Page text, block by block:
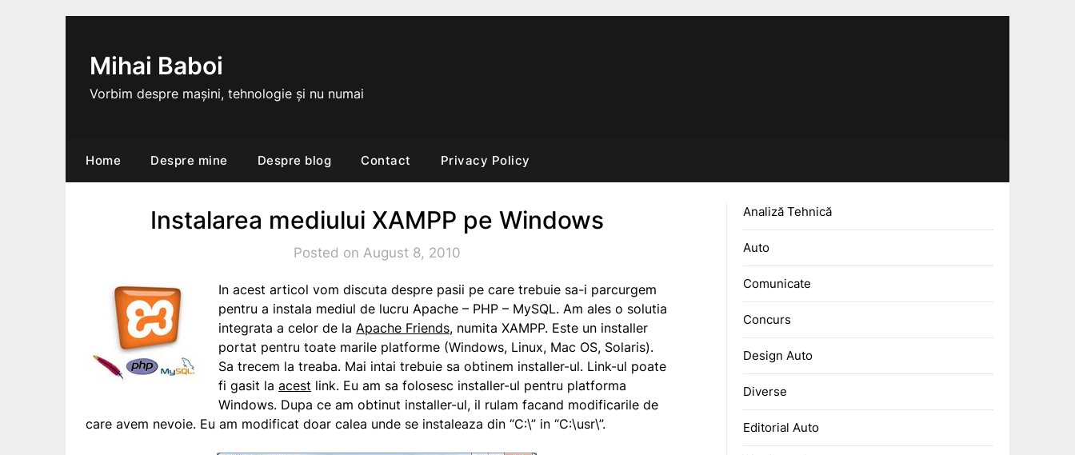
Mihai Baboi
Vorbim despre mașini, tehnologie și nu numai
Home Despre mine Despre blog Contact Privacy Policy
Instalarea mediului XAMPP pe Windows
Posted on August 8, 2010
In acest articol vom discuta despre pasii pe care trebuie sa-i parcurgem
pentru a instala mediul de lucru Apache – PHP – MySQL. Am ales o solutia
integrata a celor de la Apache Friends, numita XAMPP. Este un installer
portat pentru toate marile platforme (Windows, Linux, Mac OS, Solaris).
Sa trecem la treaba. Mai intai trebuie sa obtinem installer-ul. Link-ul poate
fi gasit la acest link. Eu am sa folosesc installer-ul pentru platforma
Windows. Dupa ce am obtinut installer-ul, il rulam facand modificarile de
care avem nevoie. Eu am modificat doar calea unde se instaleaza din “C:\” in “C:\usr\”.
Analiză Tehnică
Auto
Comunicate
Concurs
Design Auto
Diverse
Editorial Auto